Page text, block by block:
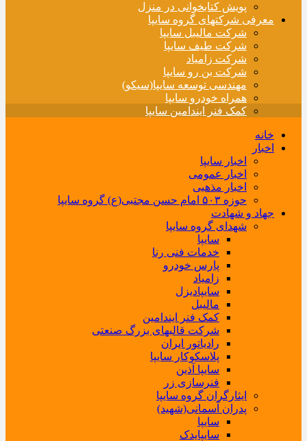
پویش کتابخوانی در منزل
معرفی شرکتهای گروه سایپا
شرکت مالیبل سایپا
شرکت طیف سایپا
شرکت زامیاد
شرکت بن رو سایپا
مهندسی توسعه سایپا(سیکو)
همراه خودرو سایپا
کمک فنر ایندامین سایپا
خانه
اخبار
اخبار سایپا
اخبار عمومی
اخبار مذهبی
حوزه ۵۰۳ امام حسن مجتبی(ع) گروه سایپا
جهاد و شهادت
شهدای گروه سایپا
سایپا
خدمات فنی رنا
پارس خودرو
زامیاد
سایپادیزل
مالیبل
کمک فنر ایندامین
شرکت قالبهای بزرگ صنعتی
رادیاتور ایران
پلاسکوکار سایپا
سایپا آذین
فنرسازی زر
ایثارگران گروه سایپا
پدران آسمانی(شهید)
سایپا
سایپایدک